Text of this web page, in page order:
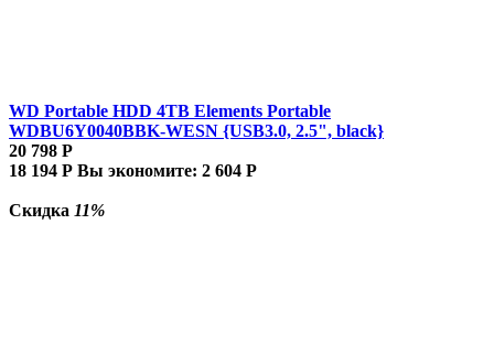
WD Portable HDD 4TB Elements Portable
WDBU6Y0040BBK-WESN {USB3.0, 2.5", black}
20 798 Р
18 194 Р Вы экономите: 2 604 Р
Скидка 11%